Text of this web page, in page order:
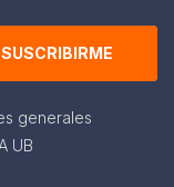
SUSCRIBIRME
generales
UB